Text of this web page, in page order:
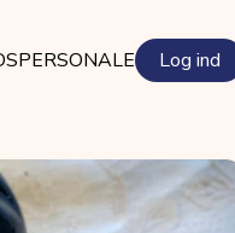
Log ind